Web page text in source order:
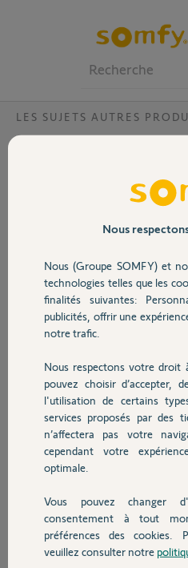
Volet
Sécurité
Domotique
Chauffage
Autres produits
Devis avec un pro
Contact
LES SUJETS AUTRES
Je crains qu'après avoir semble t-il
Merci de faire qqs chose.
il y a plus d'un an
Participer au
Réponses
Salut Michel,
j'ai du louper un épisode :-)
De quels messages parles tu ?
Nous
Nous (Groupe SOMFY) et
technologies telles que les
finalités suivantes:
publicités, offrir une
notre trafic.
Nous respectons votre droit
pouvez choisir d’accepter,
l'utilisation de certains
services proposés par des
n’affectera pas votre
cependant votre
optimale.
Vous pouvez changer
consentement à tout
préférences des cookies.
veuillez consulter notre